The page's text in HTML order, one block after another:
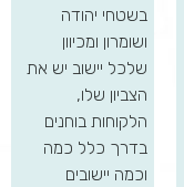
בשטחי יהודה
ושומרון ומכיוון
שלכל יישוב יש את
הצביון שלו,
הלקוחות בוחנים
בדרך כלל כמה
וכמה יישובים